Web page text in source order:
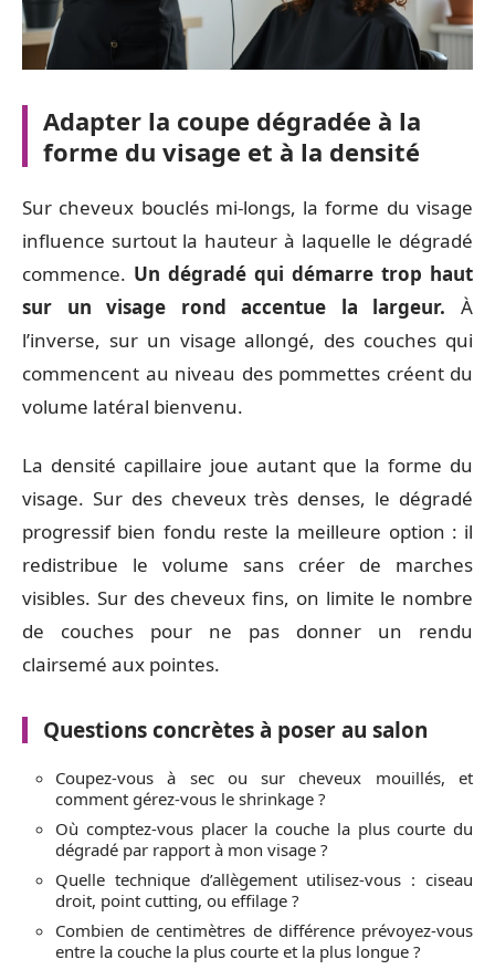
Adapter la coupe dégradée à la
forme du visage et à la densité
Sur cheveux bouclés mi-longs, la forme du visage
influence surtout la hauteur à laquelle le dégradé
commence. Un dégradé qui démarre trop haut
sur un visage rond accentue la largeur. À
l’inverse, sur un visage allongé, des couches qui
commencent au niveau des pommettes créent du
volume latéral bienvenu.
La densité capillaire joue autant que la forme du
visage. Sur des cheveux très denses, le dégradé
progressif bien fondu reste la meilleure option : il
redistribue le volume sans créer de marches
visibles. Sur des cheveux fins, on limite le nombre
de couches pour ne pas donner un rendu
clairsemé aux pointes.
Questions concrètes à poser au salon
Coupez-vous à sec ou sur cheveux mouillés, et
comment gérez-vous le shrinkage ?
Où comptez-vous placer la couche la plus courte du
dégradé par rapport à mon visage ?
Quelle technique d’allègement utilisez-vous : ciseau
droit, point cutting, ou effilage ?
Combien de centimètres de différence prévoyez-vous
entre la couche la plus courte et la plus longue ?